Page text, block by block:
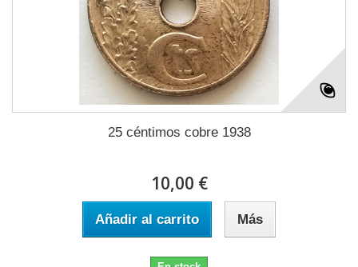
25 céntimos cobre 1938
10,00 €
Añadir al carrito Más